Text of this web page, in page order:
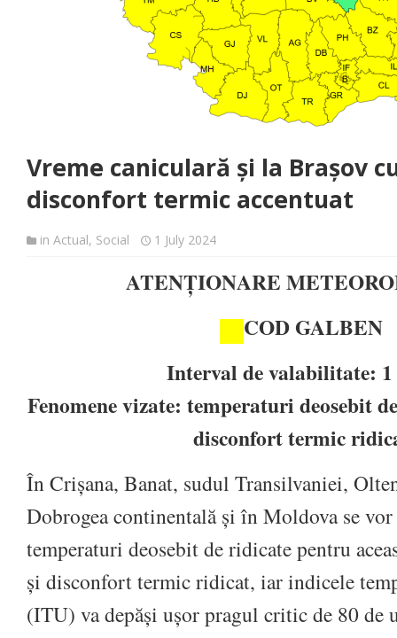
Vreme caniculară și la Brașov
disconfort termic accentuat
in Actual, Social 1 July 2024
ATENȚIONARE
COD GALBEN
Interval de valabilitate:
Fenomene vizate: temperaturi deosebit
disconfort termic
În Crișana, Banat, sudul Transilvaniei,
Dobrogea continentală și în Moldova se
temperaturi deosebit de ridicate pentru
și disconfort termic ridicat, iar indicele
(ITU) va depăși ușor pragul critic de 80 de